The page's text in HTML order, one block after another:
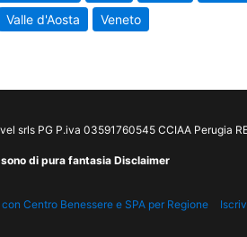
Valle d'Aosta Veneto
srls PG P.iva 03591760545 CCIAA Perugia
di pura fantasia Disclaimer
Centro Benessere e SPA per Regione